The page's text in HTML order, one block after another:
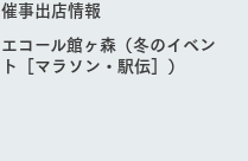
催事出店情報
エコール館ヶ森（冬のイベン
ト［マラソン・駅伝］）